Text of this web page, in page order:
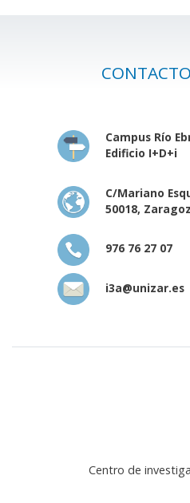
CONTACTO
Campus Río
Edificio I+D+i
C/Mariano
50018,
976 76 27 07
i3a@unizar.es
Centro de